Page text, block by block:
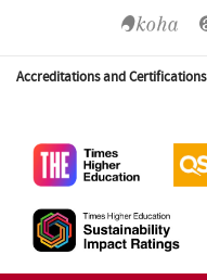
Accreditations and Certifications